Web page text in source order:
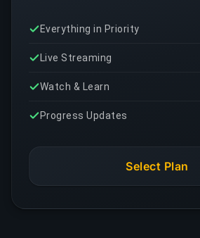
Everything in Priority
Live Streaming
Watch & Learn
Progress Updates
Select Plan